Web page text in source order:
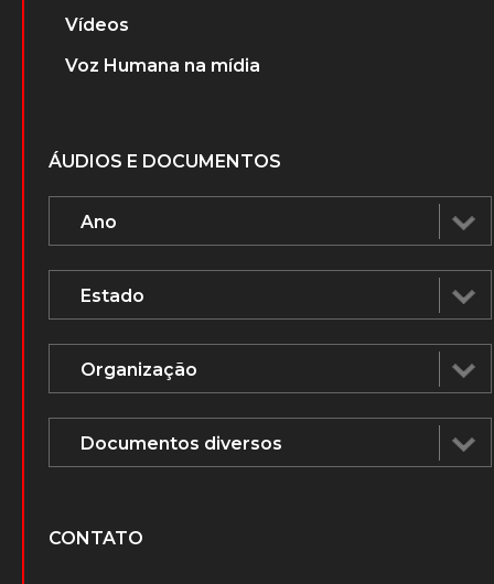
Vídeos
Voz Humana na mídia
ÁUDIOS E DOCUMENTOS
CONTATO